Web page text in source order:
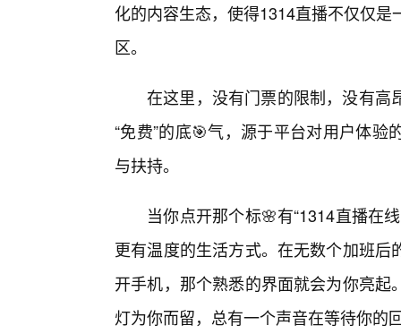
化的内容生态，使得1314直播不仅仅
区。
在这里，没有门票的限制，没有高
“免费”的底🎯气，源于平台对用户体
与扶持。
当你点开那个标🌸有“1314直播在
更有温度的生活方式。在无数个加班
开手机，那个熟悉的界面就会为你亮
灯为你而留，总有一个声音在等待你的